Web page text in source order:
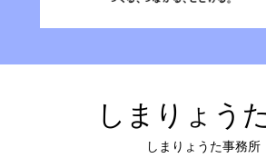
しまりょう
しまりょうた事務所